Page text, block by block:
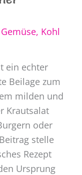
, Kohl
ein echter
Beilage zum
milden und
Krautsalat
oder
stelle
Rezept
Ursprung